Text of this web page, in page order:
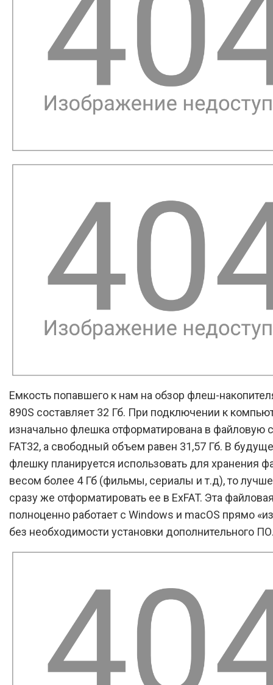
Емкость попавшего к нам на обзор флеш-
890S составляет 32 Гб. При подключении к
изначально флешка отформатирована в файловую
FAT32, а свободный объем равен 31,57 Гб. В
флешку планируется использовать для хранения
весом более 4 Гб (фильмы, сериалы и т.д), то
сразу же отформатировать ее в ExFAT. Эта
полноценно работает с Windows и macOS прямо
без необходимости установки дополнительного